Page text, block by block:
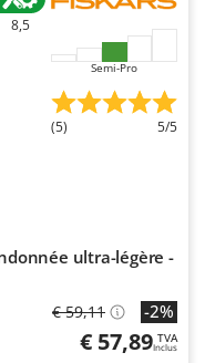
8,5
Semi-Pro
(5) 5/5
ultra-légère -
€ 59,11 -2%
€ 57,89 TVA
Inclus